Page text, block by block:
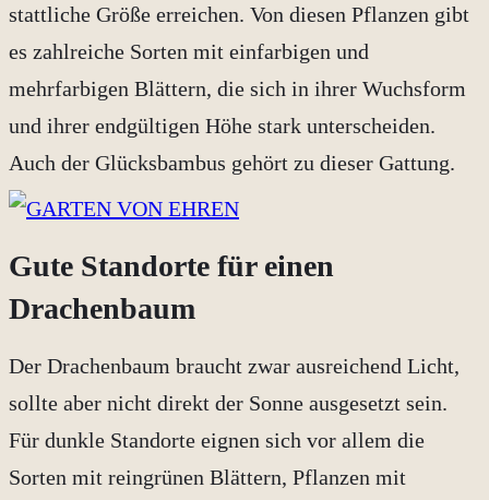
stattliche Größe erreichen. Von diesen Pflanzen gibt
es zahlreiche Sorten mit einfarbigen und
mehrfarbigen Blättern, die sich in ihrer Wuchsform
und ihrer endgültigen Höhe stark unterscheiden.
Auch der Glücksbambus gehört zu dieser Gattung.
Gute Standorte für einen
Drachenbaum
Der Drachenbaum braucht zwar ausreichend Licht,
sollte aber nicht direkt der Sonne ausgesetzt sein.
Für dunkle Standorte eignen sich vor allem die
Sorten mit reingrünen Blättern, Pflanzen mit